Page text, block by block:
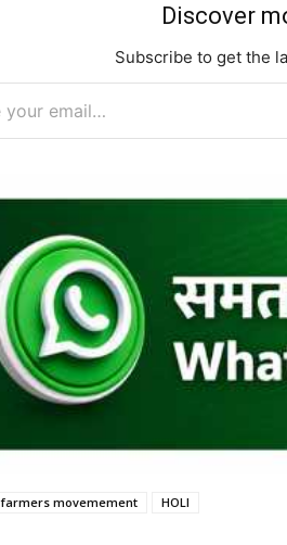
Discover
Subscribe to get the
farmers movemement HOLI